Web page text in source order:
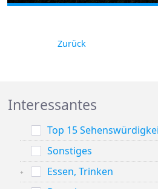
Zurück
Interessantes
Top 15
Sonstiges
Essen, Trinken